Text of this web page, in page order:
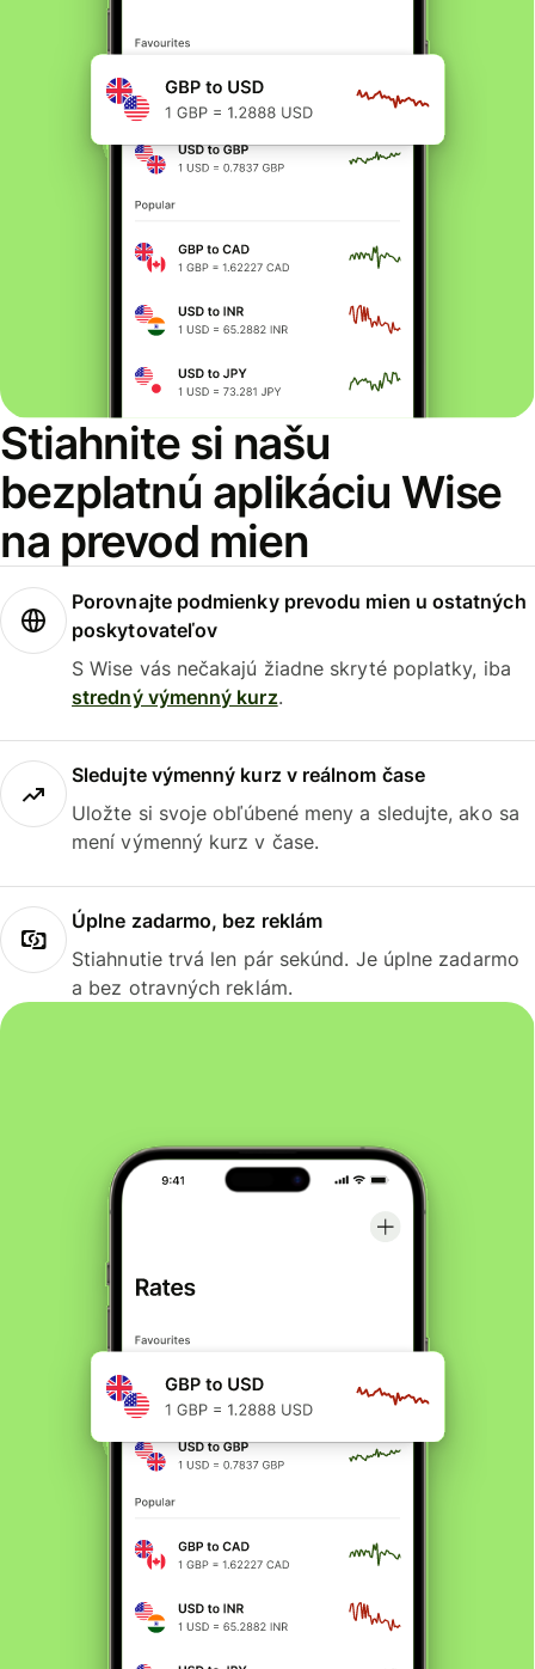
Stiahnite si našu
bezplatnú aplikáciu Wise
na prevod mien
Porovnajte podmienky prevodu mien u ostatných
poskytovateľov
S Wise vás nečakajú žiadne skryté poplatky, iba
stredný výmenný kurz.
Sledujte výmenný kurz v reálnom čase
Uložte si svoje obľúbené meny a sledujte, ako sa
mení výmenný kurz v čase.
Úplne zadarmo, bez reklám
Stiahnutie trvá len pár sekúnd. Je úplne zadarmo
a bez otravných reklám.